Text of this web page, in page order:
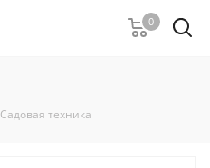
0
Садовая техника